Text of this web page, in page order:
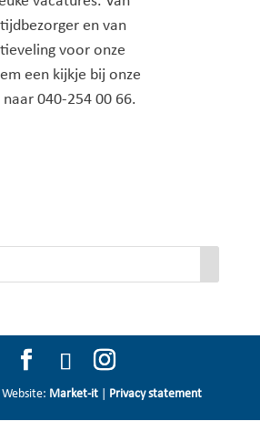
en van
voor onze
een kijkje bij onze
040-254 00 66.
Market-it| Privacy statement